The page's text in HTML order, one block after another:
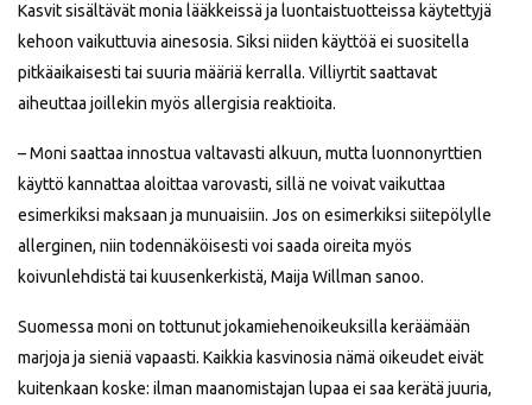
Kasvit sisältävät monia lääkkeissä ja luontaistuotteissa käytettyjä
kehoon vaikuttuvia ainesosia. Siksi niiden käyttöä ei suositella
pitkäaikaisesti tai suuria määriä kerralla. Villiyrtit saattavat
aiheuttaa joillekin myös allergisia reaktioita.
– Moni saattaa innostua valtavasti alkuun, mutta luonnonyrttien
käyttö kannattaa aloittaa varovasti, sillä ne voivat vaikuttaa
esimerkiksi maksaan ja munuaisiin. Jos on esimerkiksi siitepölylle
allerginen, niin todennäköisesti voi saada oireita myös
koivunlehdistä tai kuusenkerkistä, Maija Willman sanoo.
Suomessa moni on tottunut jokamiehenoikeuksilla keräämään
marjoja ja sieniä vapaasti. Kaikkia kasvinosia nämä oikeudet eivät
kuitenkaan koske: ilman maanomistajan lupaa ei saa kerätä juuria,